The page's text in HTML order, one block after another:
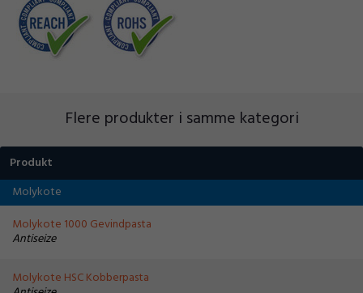
Flere produkter i samme kategori
Produkt
Molykote
Molykote 1000 Gevindpasta
Antiseize
Molykote HSC Kobberpasta